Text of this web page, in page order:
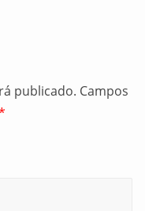
publicado. Campos